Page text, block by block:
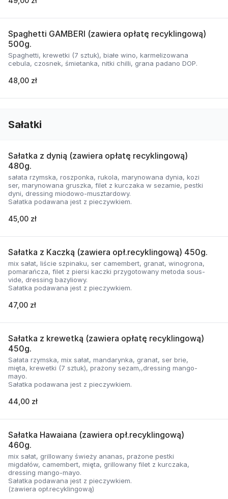
Spaghetti GAMBERI (zawiera opłatę recyklingową)
500g.
Spaghetti, krewetki (7 sztuk), białe wino, karmelizowana
cebula, czosnek, śmietanka, nitki chilli, grana padano DOP.
48,00 zł
Sałatki
Sałatka z dynią (zawiera opłatę recyklingową)
480g.
sałata rzymska, roszponka, rukola, marynowana dynia, kozi
ser, marynowana gruszka, filet z kurczaka w sezamie, pestki
dyni, dressing miodowo-musztardowy.
Sałatka podawana jest z pieczywkiem.
45,00 zł
Sałatka z Kaczką (zawiera opł.recyklingową) 450g.
mix sałat, liście szpinaku, ser camembert, granat, winogrona,
pomarańcza, filet z piersi kaczki przygotowany metoda sous-
vide, dressing bazyliowy.
Sałatka podawana jest z pieczywkiem.
47,00 zł
Sałatka z krewetką (zawiera opłatę recyklingową)
450g.
Sałata rzymska, mix sałat, mandarynka, granat, ser brie,
mięta, krewetki (7 sztuk), prażony sezam,,dressing mango-
mayo.
Sałatka podawana jest z pieczywkiem.
44,00 zł
Sałatka Hawaiana (zawiera opł.recyklingową)
460g.
mix sałat, grillowany świeży ananas, prażone pestki
migdałów, camembert, mięta, grillowany filet z kurczaka,
dressing mango-mayo.
Sałatka podawana jest z pieczywkiem.
(zawiera opł.recyklingową)